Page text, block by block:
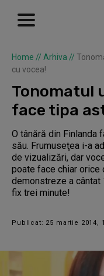
Home // Arhiva //
cu vocea!
Tonomatul
face tipa
O tânără din Finlanda
său. Frumuseţea i-a
de vizualizări, dar
poate face chiar orice
demonstreze a cântat
fix trei minute!
Publicat: 25 martie 2014,